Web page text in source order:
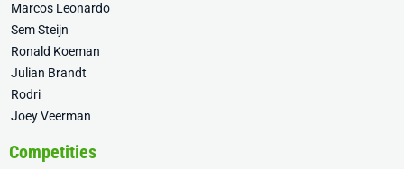
Marcos Leonardo
Sem Steijn
Ronald Koeman
Julian Brandt
Rodri
Joey Veerman
Competities